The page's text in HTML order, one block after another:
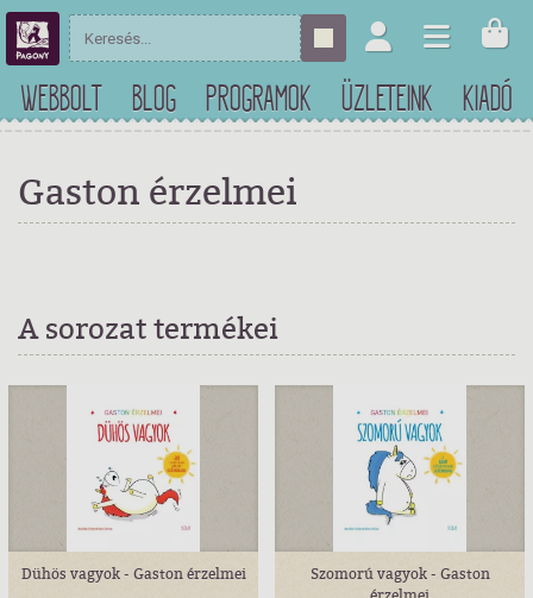
WEBBOLT BLOG PROGRAMOK ÜZLETEINK KIADÓ
Gaston érzelmei
A sorozat termékei
Dühös vagyok - Gaston érzelmei
Szomorú vagyok - Gaston